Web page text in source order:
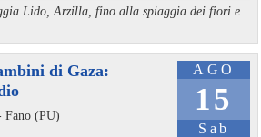
Lido, Arzilla, fino alla spiaggia dei fiori e
AGO
15
Sab
di Gaza:
Fano (PU)